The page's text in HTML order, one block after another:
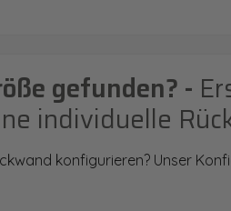
gefunden? -
individuelle
konfigurieren? Unser